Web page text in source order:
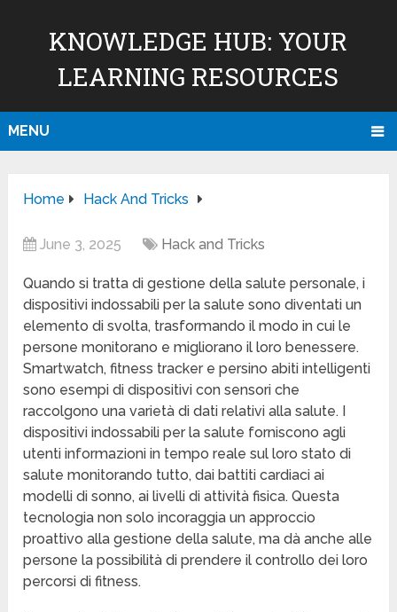
KNOWLEDGE HUB: YOUR
LEARNING RESOURCES
MENU
Home Hack And Tricks
June 3, 2025 Hack and Tricks
Quando si tratta di gestione della salute personale, i
dispositivi indossabili per la salute sono diventati un
elemento di svolta, trasformando il modo in cui le
persone monitorano e migliorano il loro benessere.
Smartwatch, fitness tracker e persino abiti intelligenti
sono esempi di dispositivi con sensori che
raccolgono una varietà di dati relativi alla salute. I
dispositivi indossabili per la salute forniscono agli
utenti informazioni in tempo reale sul loro stato di
salute monitorando tutto, dai battiti cardiaci ai
modelli di sonno, ai livelli di attività fisica. Questa
tecnologia non solo incoraggia un approccio
proattivo alla gestione della salute, ma dà anche alle
persone la possibilità di prendere il controllo dei loro
percorsi di fitness.